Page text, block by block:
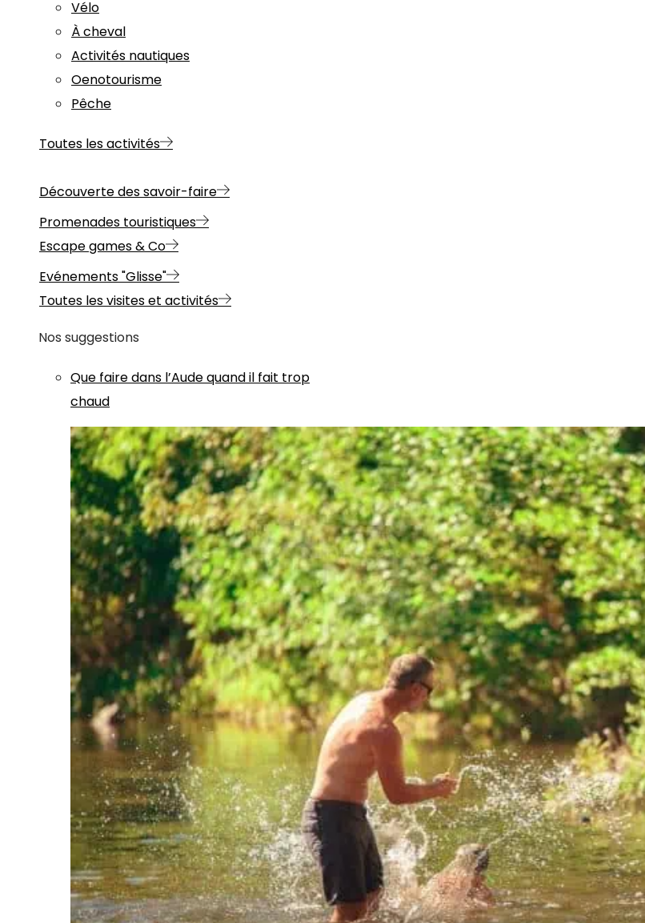
Vélo
À cheval
Activités nautiques
Oenotourisme
Pêche
Toutes les activités
Découverte des savoir-faire
Promenades touristiques
Escape games & Co
Evénements "Glisse"
Toutes les visites et activités
Nos suggestions
Que faire dans l’Aude quand il fait trop
chaud